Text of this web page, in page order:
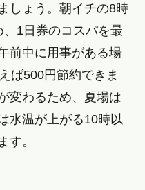
しょう。朝イチの8時
1日券のコスパを最
前中に用事がある場
ば500円節約できま
変わるため、夏場は
水温が上がる10時以
す。